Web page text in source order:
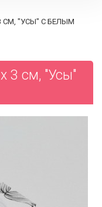
СМ, "УСЫ" С БЕЛЫМ
3 см, "Усы"